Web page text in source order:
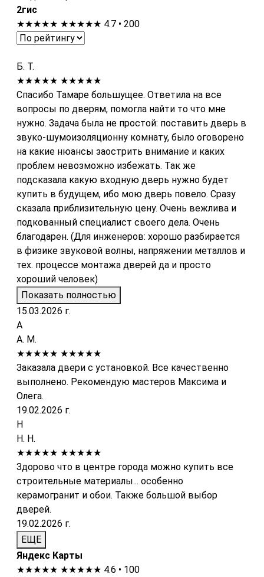
2гис
★★★★★ ★★★★★ 4.7 • 200
Б. Т.
★★★★★ ★★★★★
Спасибо Тамаре большущее. Ответила на все
вопросы по дверям, помогла найти то что мне
нужно. Задача была не простой: поставить дверь в
звуко-шумоизоляционну комнату, было оговорено
на какие нюансы заострить внимание и каких
проблем невозможно избежать. Так же
подсказала какую входную дверь нужно будет
купить в будущем, ибо мою дверь повело. Сразу
сказала приблизительную цену. Очень вежлива и
подкованный специалист своего дела. Очень
благодарен. (Для инженеров: хорошо разбирается
в физике звуковой волны, напряжении металлов и
тех. процессе монтажа дверей да и просто
хороший человек)
Показать полностью
15.03.2026 г.
А
А. М.
★★★★★ ★★★★★
Заказала двери с установкой. Все качественно
выполнено. Рекомендую мастеров Максима и
Олега.
19.02.2026 г.
Н
Н. Н.
★★★★★ ★★★★★
Здорово что в центре города можно купить все
строительные материалы... особенно
керамогранит и обои. Также большой выбор
дверей.
19.02.2026 г.
ЕЩЕ
Яндекс Карты
★★★★★ ★★★★★ 4.6 • 100